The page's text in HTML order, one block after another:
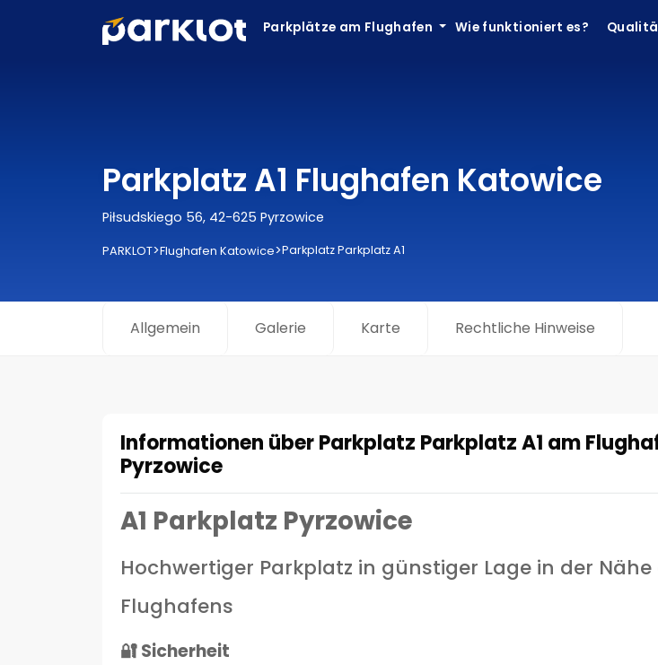
Parkplätze am Flughafen Wie funktioniert es?
Parkplatz A1 Flughafen Katowice
Piłsudskiego 56, 42-625 Pyrzowice
PARKLOT>Flughafen Katowice>Parkplatz Parkplatz A1
Allgemein Galerie Karte Rechtliche Hinweise
Informationen über Parkplatz Parkplatz A1 am
Pyrzowice
A1 Parkplatz Pyrzowice
Hochwertiger Parkplatz in günstiger Lage in der Nähe
Flughafens
🔐 Sicherheit